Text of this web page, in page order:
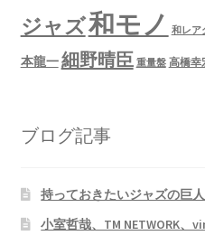
ジャズ和モノ 和レア
本龍一細野晴臣 重量盤 高橋幸
ブログ記事
持っておきたいジャズの巨
小室哲哉、TM NETWORK、